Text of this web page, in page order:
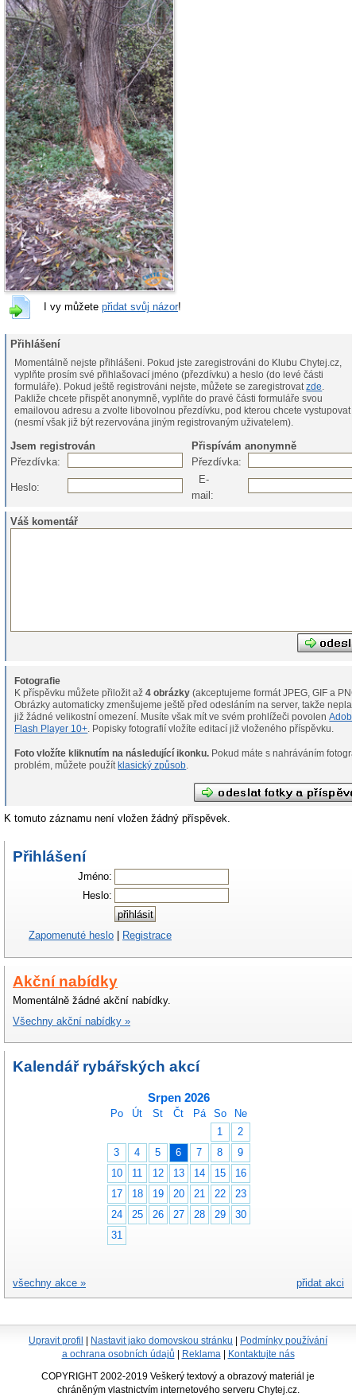
I vy můžete přidat svůj názor!
Přihlášení
Momentálně nejste přihlášeni. Pokud jste zaregistrováni do Klubu Chytej.cz,
vyplňte prosím své přihlašovací jméno (přezdívku) a heslo (do levé části
formuláře). Pokud ještě registrováni nejste, můžete se zaregistrovatzde.
Pakliže chcete přispět anonymně, vyplňte do pravé části formuláře svou
emailovou adresu a zvolte libovolnou přezdívku, pod kterou chcete vystupovat
(nesmí však již být rezervována jiným registrovaným uživatelem).
Jsem registrován
Přispívám anonymně
Přezdívka:
Přezdívka:
Heslo:
E-
mail:
Váš komentář
Fotografie
K příspěvku můžete přiložit až4 obrázky (akceptujeme formát JPEG, GIF a
Obrázky automaticky zmenšujeme ještě před odesláním na server, takže
již žádné velikostní omezení. Musíte však mít ve svém prohlížeči povolen
Flash Player 10+ . Popisky fotografií vložíte editací již vloženého příspěvku.
Foto vložíte kliknutím na následující ikonku.
problém, můžete použít klasický způsob.
K tomuto záznamu není vložen žádný příspěvek.
Přihlášení
Jméno:
Heslo:
Zapomenuté heslo Registrace
Akční nabídky
Momentálně žádné akční nabídky.
Všechny akční nabídky »
Kalendář rybářských akcí
Srpen 2026
Po Út St Čt Pá So
Ne
1
2
3
4 5 6 7 8
9
10
11 12 13 14 15
16
17
18 19 20 21 22
23
24
25 26 27 28 29
30
31
přidat akci
všechny akce »
Upravit profil Nastavit jako domovskou stránku
Podmínky používání
a ochrana osobních údajů
Reklama Kontaktujte nás
COPYRIGHT 2002-2019 Veškerý textový a obrazový materiál je
chráněným vlastnictvím internetového serveru Chytej.cz.